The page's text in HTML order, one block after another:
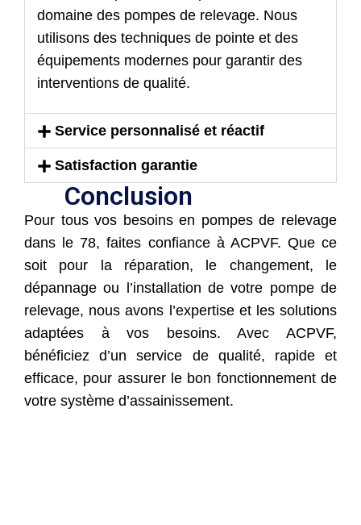
domaine des pompes de relevage. Nous
utilisons des techniques de pointe et des
équipements modernes pour garantir des
interventions de qualité.
Service personnalisé et réactif
Satisfaction garantie
Conclusion
Pour tous vos besoins en pompes de relevage
dans le 78, faites confiance à ACPVF. Que ce
soit pour la réparation, le changement, le
dépannage ou l’installation de votre pompe de
relevage, nous avons l’expertise et les solutions
adaptées à vos besoins. Avec ACPVF,
bénéficiez d’un service de qualité, rapide et
efficace, pour assurer le bon fonctionnement de
votre système d’assainissement.